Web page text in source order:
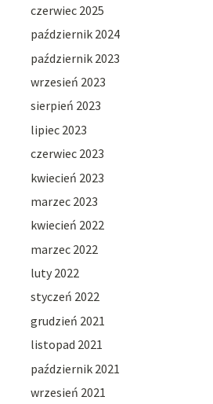
czerwiec 2025
październik 2024
październik 2023
wrzesień 2023
sierpień 2023
lipiec 2023
czerwiec 2023
kwiecień 2023
marzec 2023
kwiecień 2022
marzec 2022
luty 2022
styczeń 2022
grudzień 2021
listopad 2021
październik 2021
wrzesień 2021